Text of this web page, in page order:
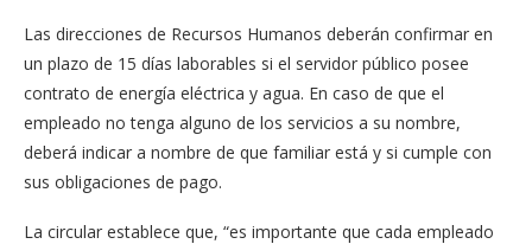
Las direcciones de Recursos Humanos deberán confirmar en
un plazo de 15 días laborables si el servidor público posee
contrato de energía eléctrica y agua. En caso de que el
empleado no tenga alguno de los servicios a su nombre,
deberá indicar a nombre de que familiar está y si cumple con
sus obligaciones de pago.
La circular establece que, “es importante que cada empleado